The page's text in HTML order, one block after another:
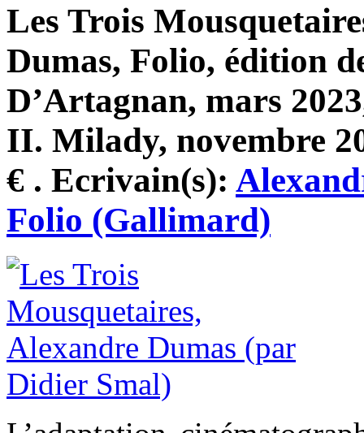
Les Trois
Dumas, Folio, édition
D’Artagnan, mars
II. Milady, novembre
€ . Ecrivain(s):
Folio (Gallimard)